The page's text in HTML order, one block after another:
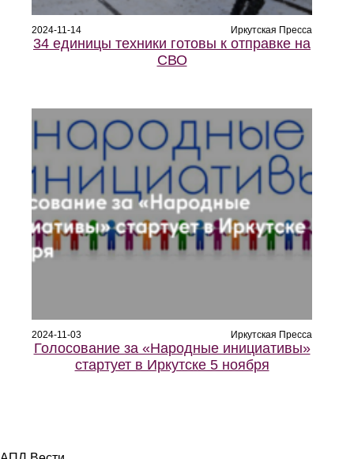
2024-11-14 Иркутская Пресса
34 единицы техники готовы к отправке на
СВО
2024-11-03 Иркутская Пресса
Голосование за «Народные инициативы»
стартует в Иркутске 5 ноября